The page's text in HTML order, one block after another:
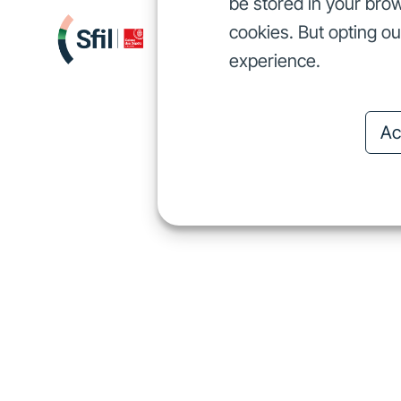
cookies. But opting
experience.
We finance
We finance